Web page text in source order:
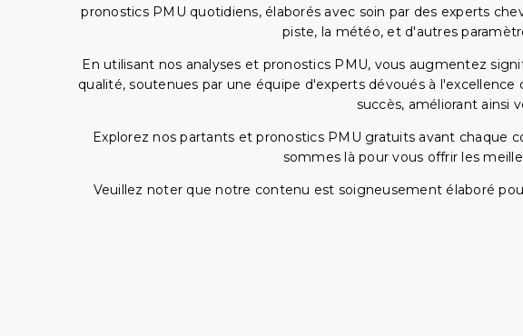
pronostics PMU quotidiens, élaborés avec soin par des experts
piste, la météo, et d'autres
En utilisant nos analyses et pronostics PMU, vous augmentez
qualité, soutenues par une équipe d'experts dévoués à
succès, améliorant ainsi
Explorez nos partants et pronostics PMU gratuits avant chaque
sommes là pour vous offrir les
Veuillez noter que notre contenu est soigneusement élaboré